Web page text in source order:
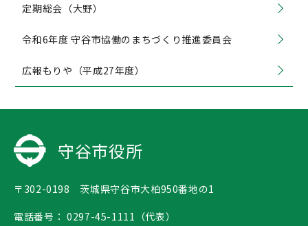
定期総会（大野）
令和6年度 守谷市協働のまちづくり推進委員会
広報もりや（平成27年度）
守谷市役所
〒302-0198 茨城県守谷市大柏950番地の1
電話番号： 0297-45-1111（代表）